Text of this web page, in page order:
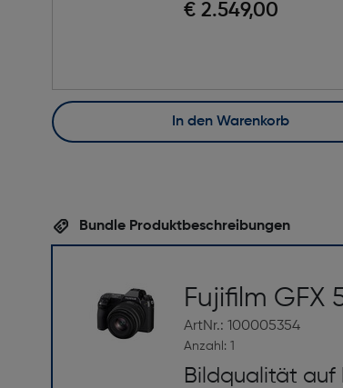
€ 2.549,00
In den Warenkorb
Bundle Produktbeschreibungen
Fujifilm GFX
ArtNr.: 100005354
Anzahl: 1
Bildqualität auf